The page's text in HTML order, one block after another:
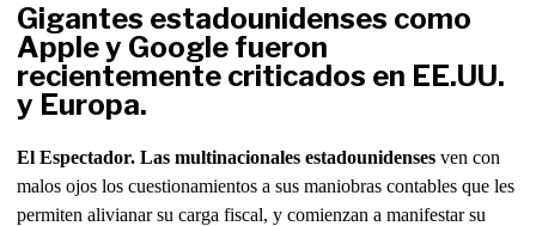
Gigantes estadounidenses como
Apple y Google fueron
recientemente criticados en EE.UU.
y Europa.
El Espectador. Las multinacionales estadounidensesven con
malos ojos los cuestionamientos a sus maniobras contables que les
permiten alivianar su carga fiscal, y comienzan a manifestar su